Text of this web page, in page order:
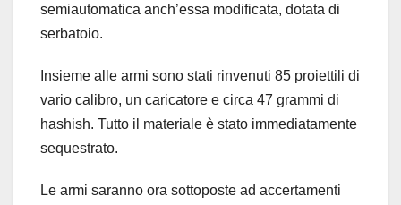
semiautomatica anch’essa modificata, dotata di
serbatoio.
Insieme alle armi sono stati rinvenuti 85 proiettili di
vario calibro, un caricatore e circa 47 grammi di
hashish. Tutto il materiale è stato immediatamente
sequestrato.
Le armi saranno ora sottoposte ad accertamenti